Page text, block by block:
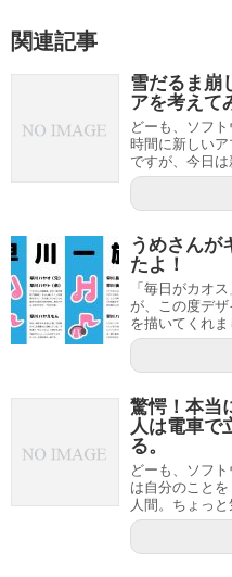
関連記事
雪だるま崩
アを考えて
どーも、ソフ
時間に新しい
ですが、今日
うめさんが
たよ！
「毎日がカオ
が、この度デ
を描いてくれ
驚愕！本当
人は電車で
る。
どーも、ソフ
は自分のこと
人間。ちょっ